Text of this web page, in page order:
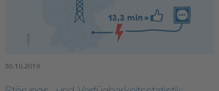
30.10.2019